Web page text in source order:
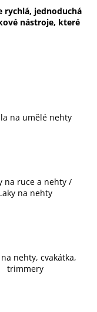
rychlá, jednoduchá
nástroje, které
na umělé nehty
na ruce a nehty /
na nehty
nehty, cvakátka,
trimmery